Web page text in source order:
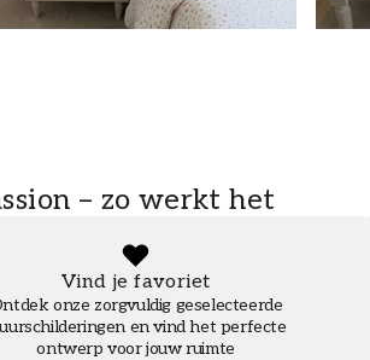
– zo werkt het
Vind je favoriet
onze zorgvuldig geselecteerde
en vind het perfecte
ontwerp voor jouw ruimte